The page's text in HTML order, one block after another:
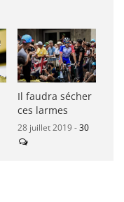
Il faudra sécher
ces larmes
28 juillet 2019 -30